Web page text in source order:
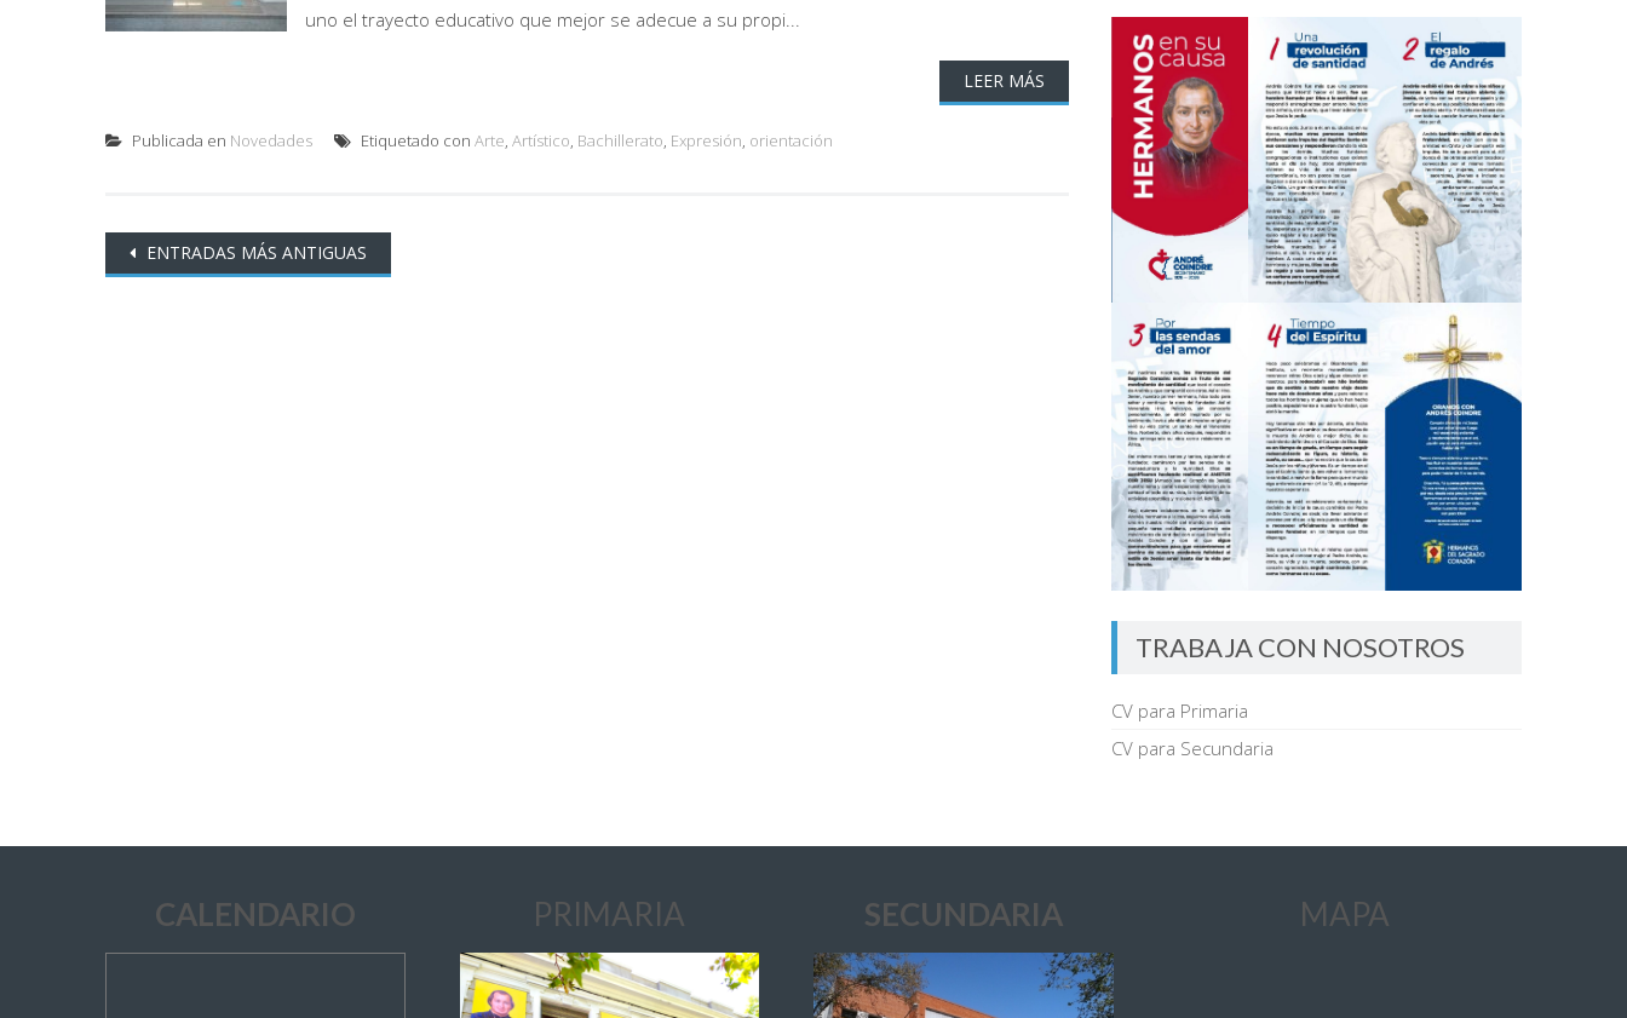
uno el trayecto educativo que mejor se adecue a su propi...
LEER MÁS
Publicada en Novedades Etiquetado con Arte, Artístico, Bachillerato, Expresión, orientación
ENTRADAS MÁS ANTIGUAS
TRABAJA CON NOSOTROS
CV para Primaria
CV para Secundaria
CALENDARIO PRIMARIA SECUNDARIA MAPA